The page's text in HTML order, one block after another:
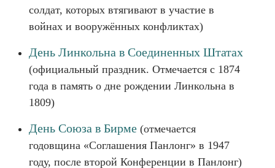
солдат, которых втягивают в участие в
войнах и вооружённых конфликтах)
День Линкольна в Соединенных Штатах
(официальный праздник. Отмечается с 1874
года в память о дне рождении Линкольна в
1809)
День Союза в Бирме (отмечается
годовщина «Соглашения Панлонг» в 1947
году, после второй Конференции в Панлонг)